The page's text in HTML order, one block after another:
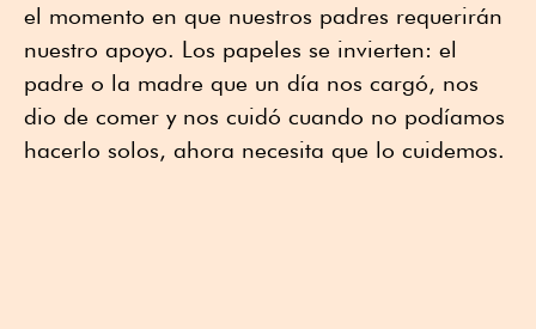
el momento en que nuestros padres requerirán
nuestro apoyo. Los papeles se invierten: el
padre o la madre que un día nos cargó, nos
dio de comer y nos cuidó cuando no podíamos
hacerlo solos, ahora necesita que lo cuidemos.